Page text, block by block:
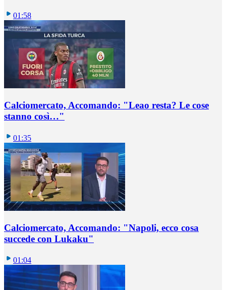
01:58
Calciomercato, Accomando: "Leao resta? Le cose
stanno così…"
01:35
Calciomercato, Accomando: "Napoli, ecco cosa
succede con Lukaku"
01:04